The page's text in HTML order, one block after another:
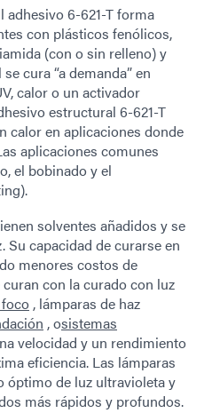
adhesivo 6-621-T forma
con plásticos fenólicos,
(con o sin relleno) y
cura “a demanda” en
calor o un activador
estructural 6-621-T
calor en aplicaciones donde
aplicaciones comunes
el bobinado y el
solventes añadidos y se
Su capacidad de curarse en
menores costos de
con la curado con luz
, lámparas de haz
, osistemas
velocidad y un rendimiento
eficiencia. Las lámparas
óptimo de luz ultravioleta y
más rápidos y profundos.